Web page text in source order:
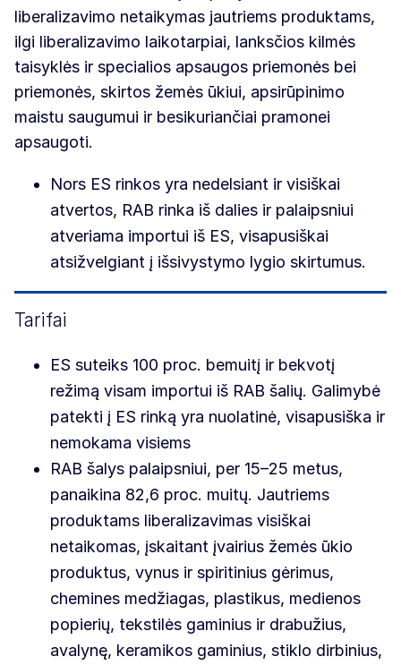
liberalizavimo netaikymas jautriems produktams,
ilgi liberalizavimo laikotarpiai, lanksčios kilmės
taisyklės ir specialios apsaugos priemonės bei
priemonės, skirtos žemės ūkiui, apsirūpinimo
maistu saugumui ir besikuriančiai pramonei
apsaugoti.
Nors ES rinkos yra nedelsiant ir visiškai
atvertos, RAB rinka iš dalies ir palaipsniui
atveriama importui iš ES, visapusiškai
atsižvelgiant į išsivystymo lygio skirtumus.
Tarifai
ES suteiks 100 proc. bemuitį ir bekvotį
režimą visam importui iš RAB šalių. Galimybė
patekti į ES rinką yra nuolatinė, visapusiška ir
nemokama visiems
RAB šalys palaipsniui, per 15–25 metus,
panaikina 82,6 proc. muitų. Jautriems
produktams liberalizavimas visiškai
netaikomas, įskaitant įvairius žemės ūkio
produktus, vynus ir spiritinius gėrimus,
chemines medžiagas, plastikus, medienos
popierių, tekstilės gaminius ir drabužius,
avalynę, keramikos gaminius, stiklo dirbinius,